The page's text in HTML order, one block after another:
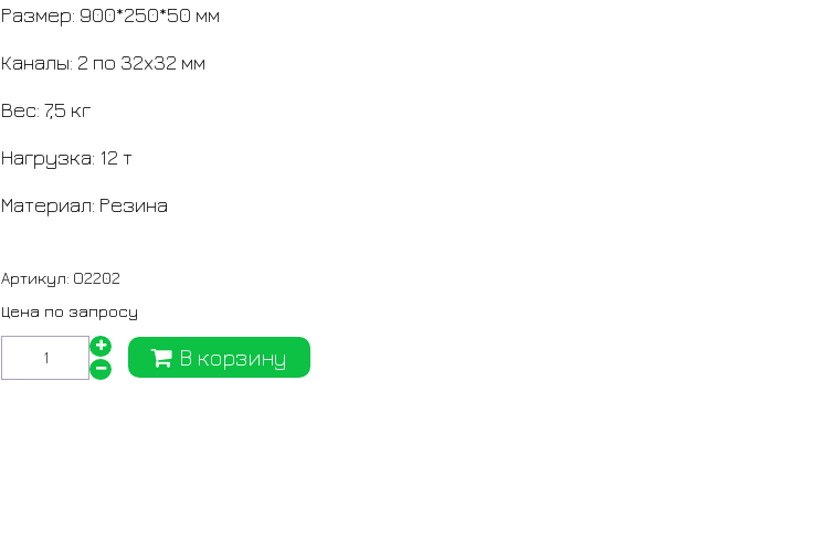
Размер: 900*250*50 мм
Каналы: 2 по 32x32 мм
Вес: 7,5 кг
Нагрузка: 12 т
Материал: Резина
Артикул: O2202
Цена по запросу
В корзину